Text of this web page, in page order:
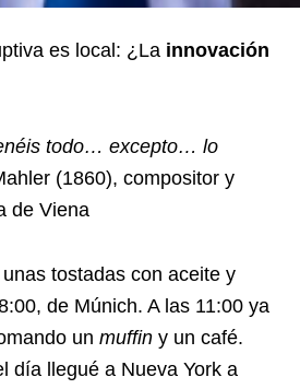
es local: ¿La innovación
todo… excepto… lo
(1860), compositor y
de Viena
tostadas con aceite y
de Múnich. A las 11:00 ya
un muffin y un café.
día llegué a Nueva York a